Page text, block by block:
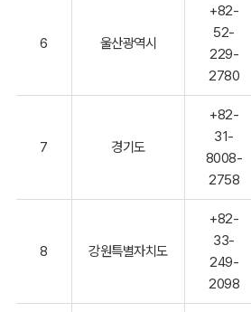
6 울산광역시
+82-
52-
229-
2780
7 경기도
+82-
31-
8008-
2758
8 강원특별자치도
+82-
33-
249-
2098